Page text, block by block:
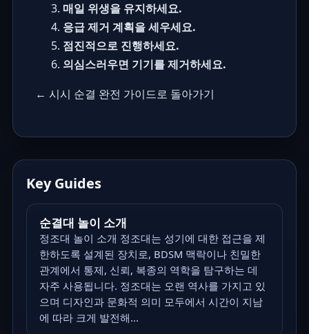
매일 위생을 유지하세요.
응급 제거 계획을 세우세요.
점진적으로 진행하세요.
의심스러우면 기기를 제거하세요.
← 시시 순결 완전 가이드로 돌아가기
Key Guides
순결대 놀이 소개
정조대 놀이 소개 정조대는 성기에 대한 접근을 제
한하도록 설계된 장치로, BDSM 맥락이나 친밀한
관계에서 통제, 신뢰, 복종의 역학을 탐구하는 데
자주 사용됩니다. 정조대는 오랜 역사를 가지고 있
으며 디자인과 문화적 의미 모두에서 시간이 지남
에 따라 크게 발전해...